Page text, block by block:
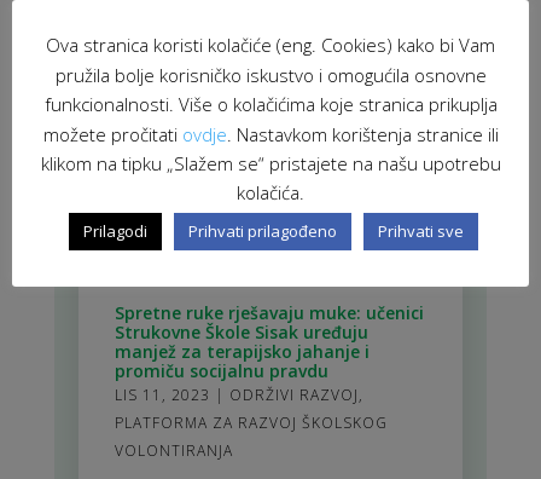
POVEZANE NOVOSTI
Kroz stvaranje umjetničkih djela do
razumijevanja – volonterska akcija
„Osloni se na mene“
ODRŽIVI RAZVOJ
PLATFORMA ZA RAZVOJ ŠKOLSKOG
VOLONTIRANJA
Spretne ruke rješavaju muke: učenici
Strukovne Škole Sisak uređuju
manjež za terapijsko jahanje i
promiču socijalnu pravdu
LIS 11, 2023 | ODRŽIVI RAZVOJ,
PLATFORMA ZA RAZVOJ ŠKOLSKOG
VOLONTIRANJA
Ova stranica koristi kolačiće (eng. Cookies) kako bi Vam
pružila bolje korisničko iskustvo i omogućila osnovne
funkcionalnosti. Više o kolačićima koje stranica prikuplja
možete pročitati ovdje . Nastavkom korištenja stranice ili
klikom na tipku „Slažem se“ pristajete na našu upotrebu
kolačića.
Prilagodi Prihvati prilagođeno Prihvati sve